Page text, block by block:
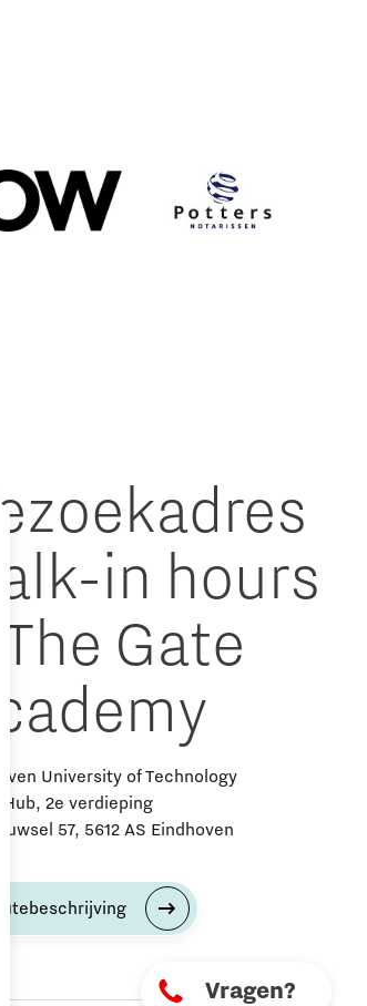
in hours
Gate
University of Technology
Hub, 2e verdieping
57, 5612 AS Eindhoven
Vragen?